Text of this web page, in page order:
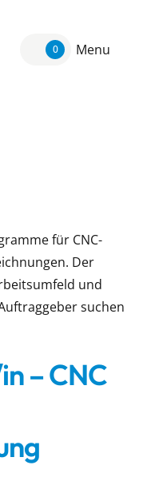
0 Menu
für CNC-
Der
und
suchen
– CNC